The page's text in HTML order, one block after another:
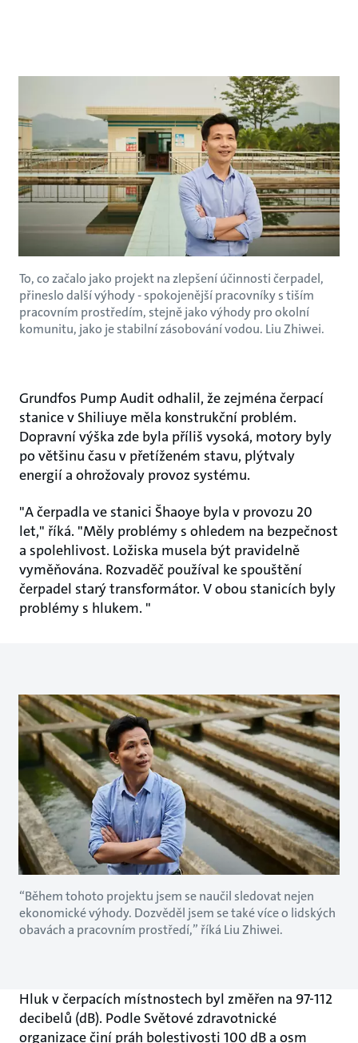
To, co začalo jako projekt na zlepšení účinnosti čerpadel,
přineslo další výhody - spokojenější pracovníky s tiším
pracovním prostředím, stejně jako výhody pro okolní
komunitu, jako je stabilní zásobování vodou. Liu Zhiwei.
Grundfos Pump Audit odhalil, že zejména čerpací
stanice v Shiliuye měla konstrukční problém.
Dopravní výška zde byla příliš vysoká, motory byly
po většinu času v přetíženém stavu, plýtvaly
energií a ohrožovaly provoz systému.
"A čerpadla ve stanici Šhaoye byla v provozu 20
let," říká. "Měly problémy s ohledem na bezpečnost
a spolehlivost. Ložiska musela být pravidelně
vyměňována. Rozvaděč používal ke spouštění
čerpadel starý transformátor. V obou stanicích byly
problémy s hlukem. "
“Během tohoto projektu jsem se naučil sledovat nejen
ekonomické výhody. Dozvěděl jsem se také více o lidských
obavách a pracovním prostředí,” říká Liu Zhiwei.
Hluk v čerpacích místnostech byl změřen na 97-112
decibelů (dB). Podle Světové zdravotnické
organizace činí práh bolestivosti 100 dB a osm